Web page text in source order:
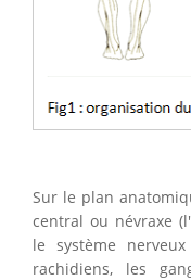
Sur le plan
central ou névraxe
le système
rachidiens, les